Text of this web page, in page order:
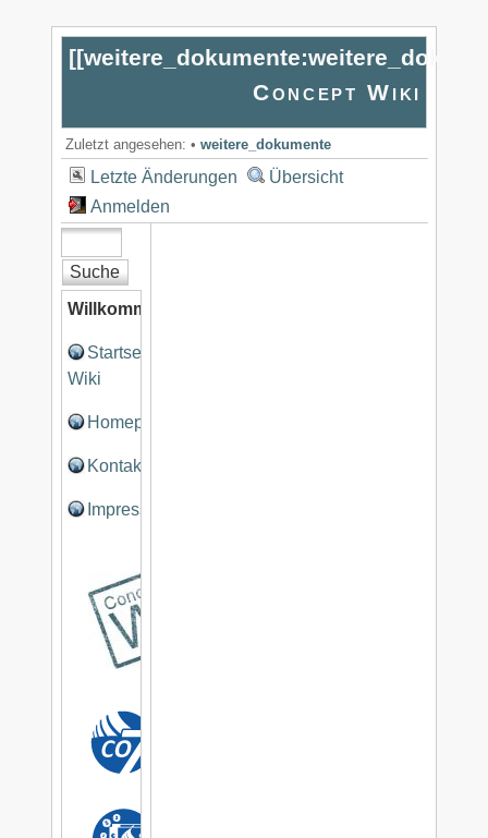
[[
Concept Wiki
Zuletzt angesehen: • weitere_dokumente
Letzte Änderungen
Übersicht
Anmelden
Willkommen
Startseite
Wiki
Homepage
Kontakt
Impressum